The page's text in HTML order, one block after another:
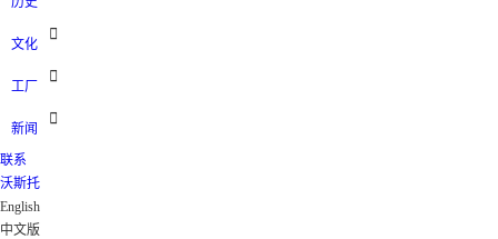
文化

工厂

新闻

联系
沃斯托
English
中文版